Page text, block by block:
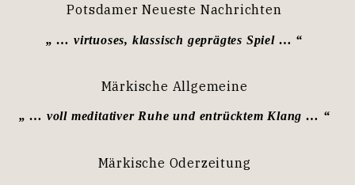
Potsdamer Neueste Nachrichten
„ … virtuoses, klassisch geprägtes Spiel … “
Märkische Allgemeine
„ … voll meditativer Ruhe und entrücktem Klang … “
Märkische Oderzeitung